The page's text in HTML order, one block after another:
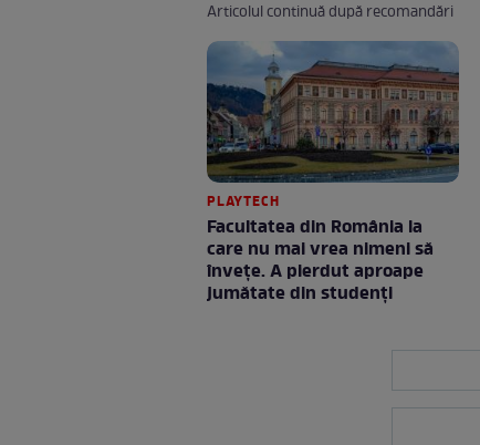
Articolul continuă după recomandări
PLAYTECH
Facultatea din România la
care nu mai vrea nimeni să
înveţe. A pierdut aproape
jumătate din studenţi